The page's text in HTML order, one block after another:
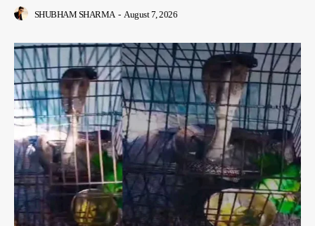
SHUBHAM SHARMA - August 7, 2026